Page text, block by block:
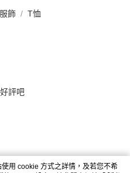
飾 T恤
評吧
用 cookie 方式之詳情，及若您不希